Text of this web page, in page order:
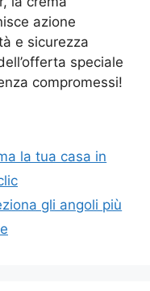
azione
e sicurezza
speciale
compromessi!
la tua casa in
gli angoli più